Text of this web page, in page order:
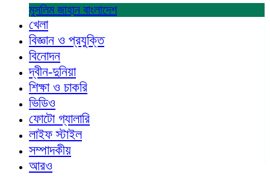
মুসলিম জাহান বাংলাদেশ
খেলা
বিজ্ঞান ও প্রযুক্তি
বিনোদন
দ্বীন-দুনিয়া
শিক্ষা ও চাকরি
ভিডিও
ফোটো গ্যালারি
লাইফ স্টাইল
সম্পাদকীয়
আরও